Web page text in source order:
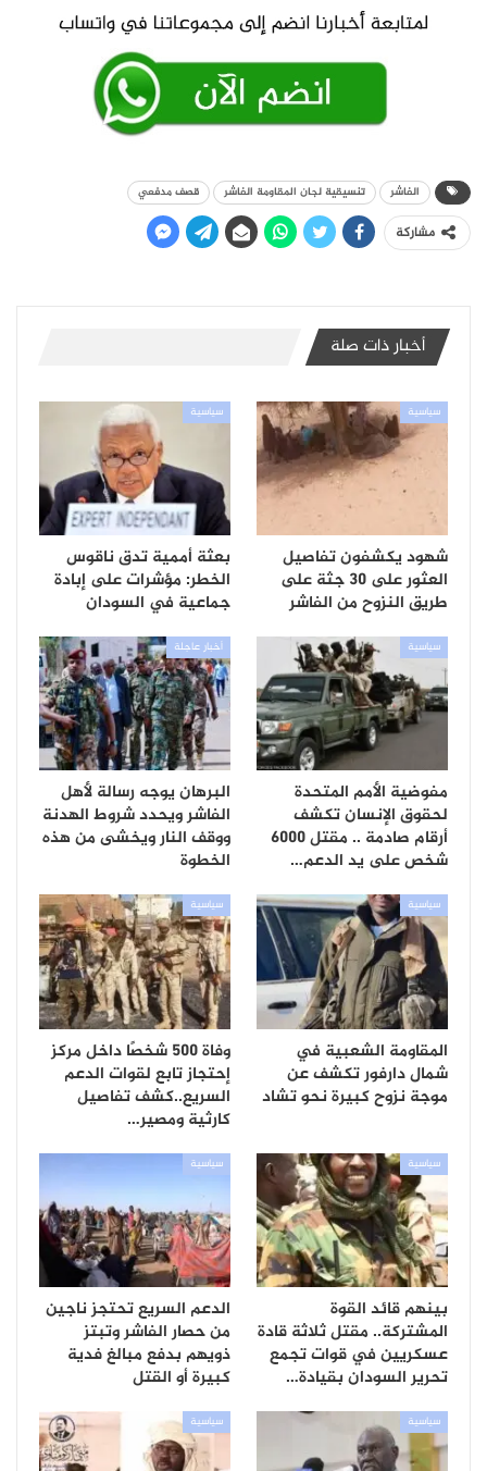
الفاشر تنسيقية لجان المقاومة الفاشر قصف مدفعي
مشاركة
أخبار ذات صلة
سياسية
شهود يكشفون تفاصيل
العثور على 30 جثة على
طريق النزوح من الفاشر
سياسية
بعثة أممية تدق ناقوس
الخطر: مؤشرات على إبادة
جماعية في السودان
سياسية
مفوضية الأمم المتحدة
لحقوق الإنسان تكشف
أرقام صادمة .. مقتل 6000
شخص على يد الدعم…
أخبار عاجلة
البرهان يوجه رسالة لأهل
الفاشر ويحدد شروط الهدنة
ووقف النار ويخشى من هذه
الخطوة
سياسية
المقاومة الشعبية في
شمال دارفور تكشف عن
موجة نزوح كبيرة نحو تشاد
سياسية
وفاة 500 شخصًا داخل مركز
إحتجاز تابع لقوات الدعم
السريع..كشف تفاصيل
كارثية ومصير…
سياسية
بينهم قائد القوة
المشتركة.. مقتل ثلاثة قادة
عسكريين في قوات تجمع
تحرير السودان بقيادة…
سياسية
الدعم السريع تحتجز ناجين
من حصار الفاشر وتبتز
ذويهم بدفع مبالغ فدية
كبيرة أو القتل
سياسية سياسية